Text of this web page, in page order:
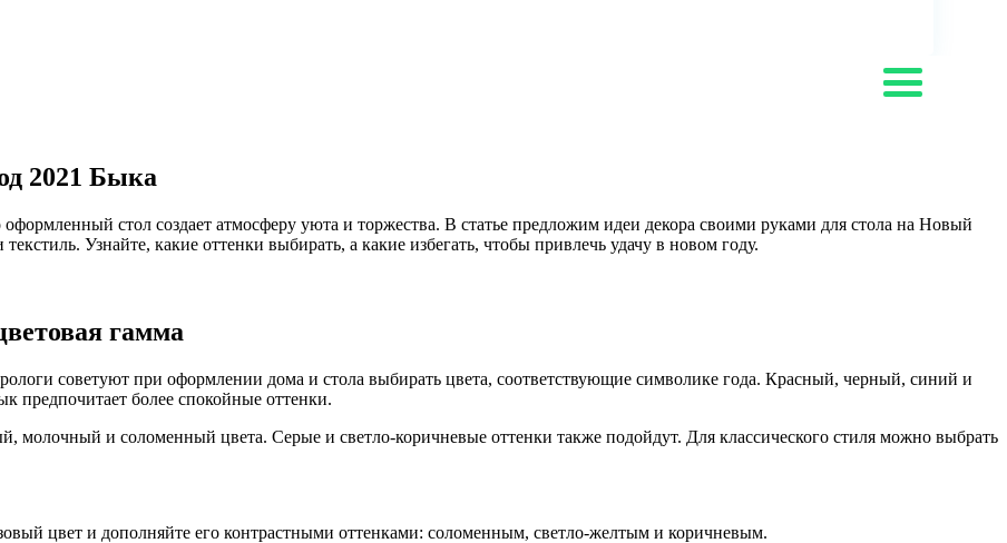
2021 Быка
стол создает атмосферу уюта и торжества. В статье предложим идеи декора своими руками для стола на Новый
Узнайте, какие оттенки выбирать, а какие избегать, чтобы привлечь удачу в новом году.
гамма
советуют при оформлении дома и стола выбирать цвета, соответствующие символике года. Красный, черный, синий и
предпочитает более спокойные оттенки.
и соломенный цвета. Серые и светло-коричневые оттенки также подойдут. Для классического стиля можно выбрать
цвет и дополняйте его контрастными оттенками: соломенным, светло-желтым и коричневым.